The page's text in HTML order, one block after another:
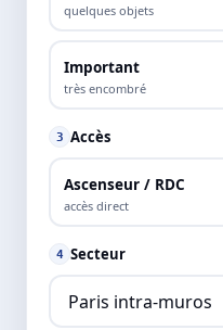
quelques objets
Important
très encombré
3 Accès
Ascenseur / RDC
accès direct
4 Secteur